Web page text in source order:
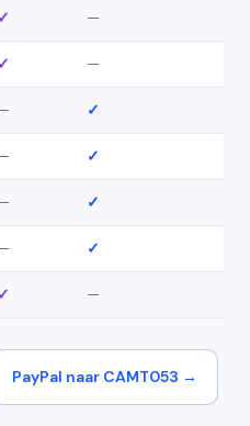
✓ —
✓ —
✓
✓
✓
✓
✓ —
PayPal naar CAMT053 →